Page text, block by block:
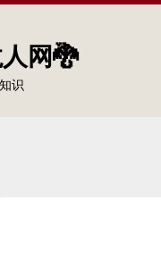
网🐉
识